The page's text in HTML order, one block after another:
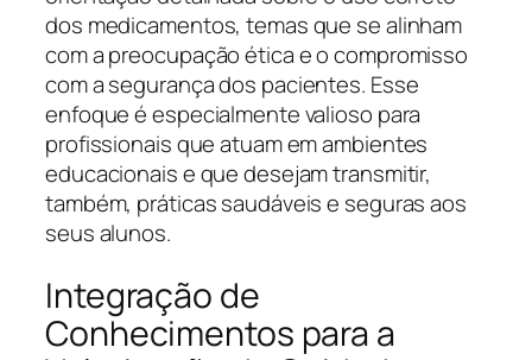
dos medicamentos, temas que se alinham
com a preocupação ética e o compromisso
com a segurança dos pacientes. Esse
enfoque é especialmente valioso para
profissionais que atuam em ambientes
educacionais e que desejam transmitir,
também, práticas saudáveis e seguras aos
seus alunos.
Integração de
Conhecimentos para a